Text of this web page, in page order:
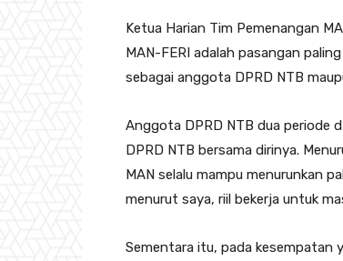
Ketua Harian Tim Pemenangan
MAN-FERI adalah pasangan
sebagai anggota DPRD NTB
Anggota DPRD NTB dua periode
DPRD NTB bersama dirinya.
MAN selalu mampu menurunkan
menurut saya, riil bekerja untuk
Sementara itu, pada kesempatan